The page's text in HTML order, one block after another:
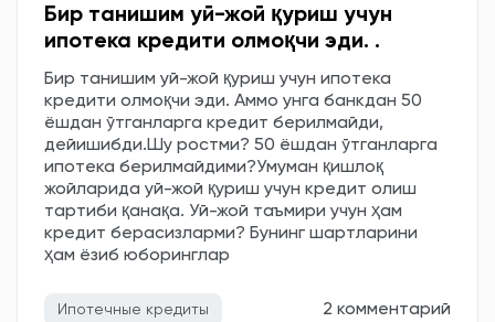
Бир танишим уй-жой қуриш учун
ипотека кредити олмоқчи эди. .
Бир танишим уй-жой қуриш учун ипотека
кредити олмоқчи эди. Аммо унга банкдан 50
ёшдан ўтганларга кредит берилмайди,
дейишибди.Шу ростми? 50 ёшдан ўтганларга
ипотека берилмайдими?Умуман қишлоқ
жойларида уй-жой қуриш учун кредит олиш
тартиби қанақа. Уй-жой таъмири учун ҳам
кредит берасизларми? Бунинг шартларини
ҳам ёзиб юборинглар
Ипотечные кредиты 2 комментарий